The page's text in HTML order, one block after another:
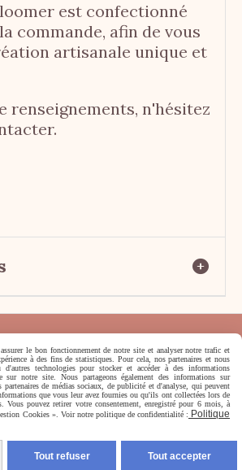
est confectionné
commande, afin de vous
artisanale unique et
renseignements, n'hésitez
Conditions générales de vente
Politique de confidentialité
générales de vente
le bon fonctionnement de notre site et analyser notre trafic et
à des fins de statistiques. Pour cela, nos partenaires et nous
technologies pour stocker et accéder à des informations
sur notre site. Nous partageons également des informations sur
de médias sociaux, de publicité et d'analyse, qui peuvent
que vous leur avez fournies ou qu'ils ont collectées lors de
Vous pouvez retirer votre consentement, enregistré pour 6 mois, à
Cookies ». Voir notre politique de confidentialité : Politique
Tout refuser Tout accepter